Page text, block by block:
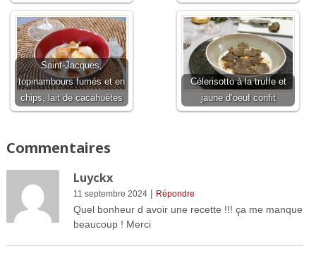
Saint-Jacques,
topinambours fumés et en
chips, lait de cacahuètes
Célerisotto à la truffe et
jaune d’oeuf confit
Commentaires
Luyckx
11 septembre 2024| Répondre
Quel bonheur d avoir une recette !!! ça me manque
beaucoup ! Merci